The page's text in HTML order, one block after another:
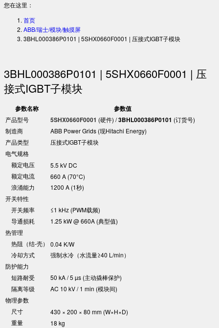
您在这里：
首页
ABB/瑞士/模块/触摸屏
3BHL000386P0101 | 5SHX0660F0001 | 压接式IGBT子模块
3BHL000386P0101 | 5SHX0660F0001 | 压
接式IGBT子模块
参数名称 参数值
产品型号 5SHX0660F0001​ ​ (硬件) / ​​3BHL000386P0101​ ​ (订货号)
制造商
ABB Power Grids (现Hitachi Energy)
产品类型
压接式IGBT子模块
电气规格
额定电压
5.5 kV DC
额定电流
660 A (70°C)
浪涌能力
1200 A (1秒)
开关特性
开关频率
≤1 kHz (PWM载频)
导通损耗
1.25 kW @ 660A (典型值)
热管理
热阻（结-壳）
0.04 K/W
冷却方式
强制水冷（水流量≥40 L/min）
防护能力
短路耐受
50 kA / 5 µs (主动撬棒保护)
隔离等级
AC 10 kV / 1 min (模块间)
物理参数
尺寸
430 × 200 × 80 mm (W×H×D)
重量
18 kg